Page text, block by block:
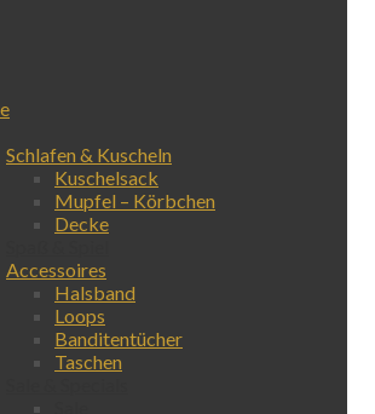
Schlafen & Kuscheln
Kuschelsack
Mupfel – Körbchen
Decke
Accessoires
Halsband
Loops
Banditentücher
Taschen